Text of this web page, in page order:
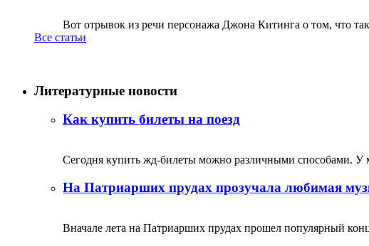
Вот отрывок из речи персонажа Джона Китинга о том, что
Все статьи
Литературные новости
Как купить билеты на поезд
Сегодня купить жд-билеты можно различными способами. У
На Патриарших прудах прозучала любимая
Вначале лета на Патриарших прудах прошел популярный